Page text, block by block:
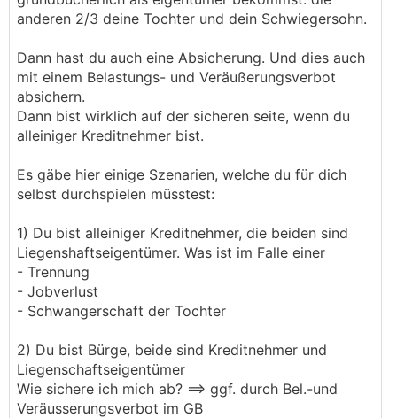
anderen 2/3 deine Tochter und dein Schwiegersohn.
Dann hast du auch eine Absicherung. Und dies auch
mit einem Belastungs- und Veräußerungsverbot
absichern.
Dann bist wirklich auf der sicheren seite, wenn du
alleiniger Kreditnehmer bist.
Es gäbe hier einige Szenarien, welche du für dich
selbst durchspielen müsstest:
1) Du bist alleiniger Kreditnehmer, die beiden sind
Liegenshaftseigentümer. Was ist im Falle einer
- Trennung
- Jobverlust
- Schwangerschaft der Tochter
2) Du bist Bürge, beide sind Kreditnehmer und
Liegenschaftseigentümer
Wie sichere ich mich ab? ==> ggf. durch Bel.-und
Veräusserungsverbot im GB